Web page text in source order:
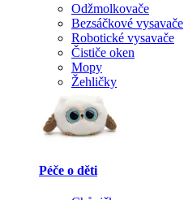
Odžmolkovače
Bezsáčkové vysavače
Robotické vysavače
Čističe oken
Mopy
Žehličky
Péče o děti